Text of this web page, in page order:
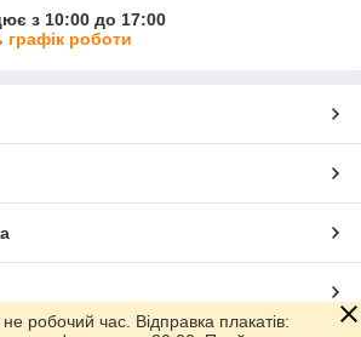
з 10:00 до 17:00
графік роботи
робочий час. Відправка плакатів: